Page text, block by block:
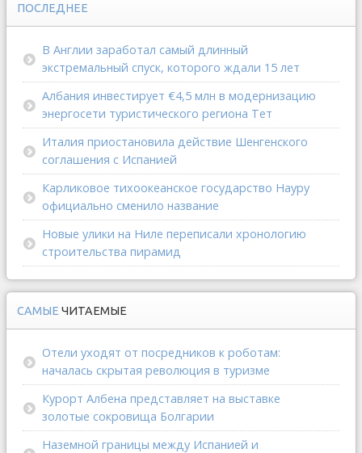
ПОСЛЕДНЕЕ
В Англии заработал самый длинный
экстремальный спуск, которого ждали 15 лет
Албания инвестирует €4,5 млн в модернизацию
энергосети туристического региона Тет
Италия приостановила действие Шенгенского
соглашения с Испанией
Карликовое тихоокеанское государство Науру
официально сменило название
Новые улики на Ниле переписали хронологию
строительства пирамид
САМЫЕ ЧИТАЕМЫЕ
Отели уходят от посредников к роботам:
началась скрытая революция в туризме
Курорт Албена представляет на выставке
золотые сокровища Болгарии
Наземной границы между Испанией и